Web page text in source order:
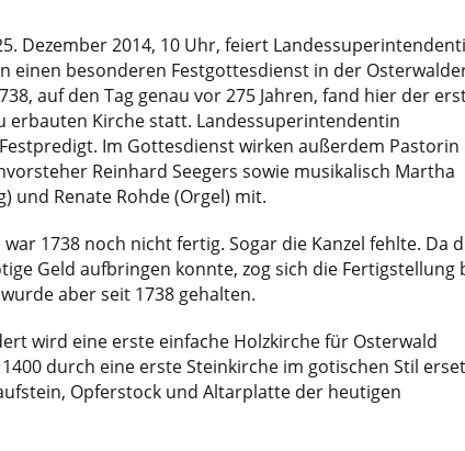
Dezember 2014, 10 Uhr, feiert
einen besonderen Festgottesdienst in der
auf den Tag genau vor 275 Jahren, fand hier der
erbauten Kirche statt. Landessuperintendentin
Im Gottesdienst wirken außerdem Pastorin
Reinhard Seegers sowie musikalisch Martha
und Renate Rohde (Orgel) mit.
1738 noch nicht fertig. Sogar die Kanzel fehlte. Da
Geld aufbringen konnte, zog sich die Fertigstellung
aber seit 1738 gehalten.
wird eine erste einfache Holzkirche für Osterwald
durch eine erste Steinkirche im gotischen Stil
Opferstock und Altarplatte der heutigen